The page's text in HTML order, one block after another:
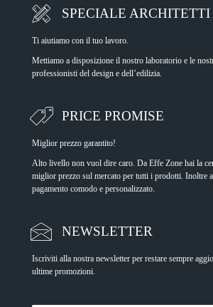
SPECIALE ARCHITETTI
Ti aiutiamo con il tuo lavoro.
Mettiamo a disposizione il nostro laboratorio e le
professionisti del design e dell’edilizia.
PRICE PROMISE
Miglior prezzo garantito!
Alto livello non vuol dire caro. Da Effe Zone hai la
miglior prezzo sul mercato per tutti i prodotti. Inoltre
pagamento comodo e personalizzato.
NEWSLETTER
Iscriviti alla nostra newsletter per restare sempre
ultime promozioni.